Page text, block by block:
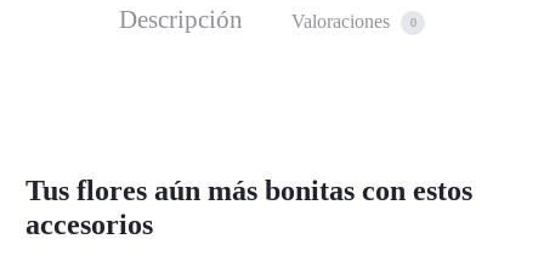
Descripción Valoraciones 0
Tus flores aún más bonitas con estos
accesorios